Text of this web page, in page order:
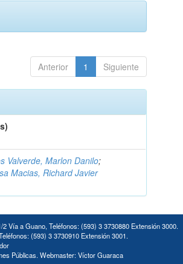
Anterior 1 Siguiente
Valverde, Marlon Danilo;
Macias, Richard Javier
Vía a Guano, Teléfonos: (593) 3 3730880 Extensión 3000.
(593) 3 3730910 Extensión 3001.
Públicas. Webmaster: Víctor Guaraca